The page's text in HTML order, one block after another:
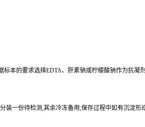
本的要求选择EDTA、肝素钠或柠檬酸钠作为抗凝
装一份待检测,其余冷冻备用,保存过程中如有沉淀